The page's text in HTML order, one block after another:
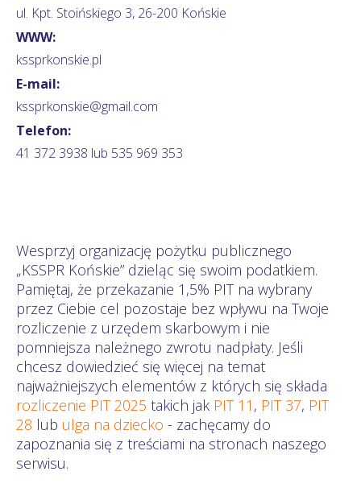
ul. Kpt. Stoińskiego 3, 26-200 Końskie
WWW:
kssprkonskie.pl
E-mail:
kssprkonskie@gmail.com
Telefon:
41 372 3938 lub 535 969 353
Wesprzyj organizację pożytku publicznego
„KSSPR Końskie” dzieląc się swoim podatkiem.
Pamiętaj, że przekazanie 1,5% PIT na wybrany
przez Ciebie cel pozostaje bez wpływu na Twoje
rozliczenie z urzędem skarbowym i nie
pomniejsza należnego zwrotu nadpłaty. Jeśli
chcesz dowiedzieć się więcej na temat
najważniejszych elementów z których się składa
rozliczenie PIT 2025 takich jak PIT 11 , PIT 37, PIT
28 lub ulga na dziecko - zachęcamy do
zapoznania się z treściami na stronach naszego
serwisu.